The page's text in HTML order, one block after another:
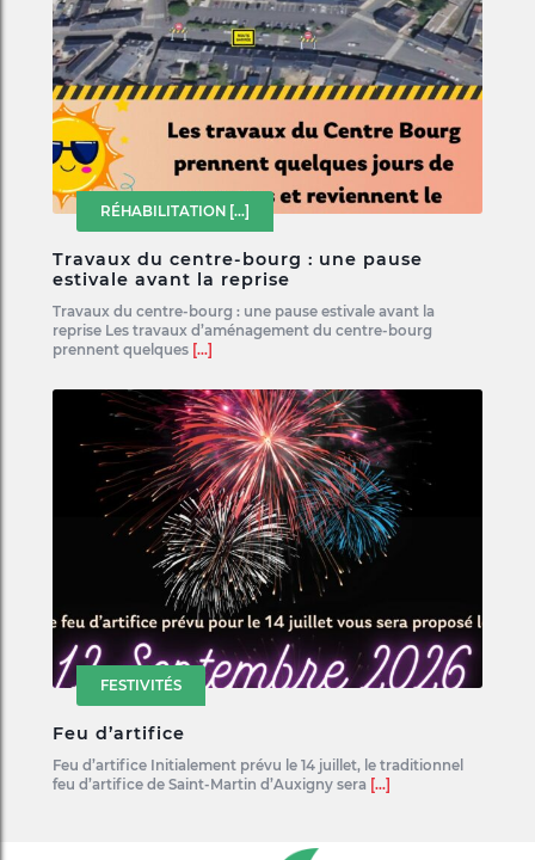
RÉHABILITATION [...]
Travaux du centre-bourg : une pause
estivale avant la reprise
Travaux du centre-bourg : une pause estivale avant la
reprise Les travaux d’aménagement du centre-bourg
prennent quelques [...]
FESTIVITÉS
Feu d’artifice
Feu d’artifice Initialement prévu le 14 juillet, le traditionnel
feu d’artifice de Saint-Martin d’Auxigny sera [...]